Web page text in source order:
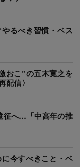
やるべき習慣・ベス
おこ”の五木寛之を
配信〉
征へ…「中高年の推
に今すべきこと・ベ